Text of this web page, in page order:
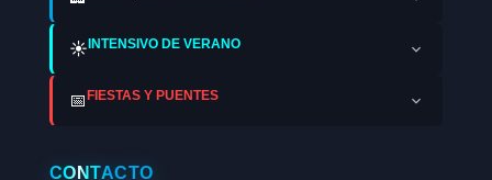
☀️INTENSIVO DE VERANO
📅FIESTAS Y PUENTES
CONTACTO